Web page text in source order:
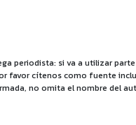
periodista: si va a utilizar
favor cítenos como fuente
no omita el nombre del